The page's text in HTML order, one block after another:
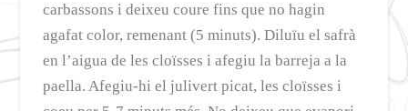
carbassons i deixeu coure fins que no hagin
agafat color, remenant (5 minuts). Diluïu el safrà
en l’aigua de les cloïsses i afegiu la barreja a la
paella. Afegiu-hi el julivert picat, les cloïsses i